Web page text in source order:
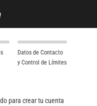
Datos de Contacto
y Control de Límites
para crear tu cuenta